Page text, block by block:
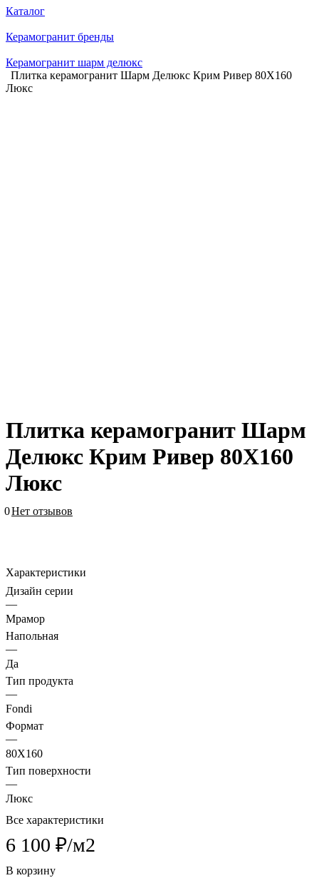
Каталог
Керамогранит бренды
Керамогранит шарм делюкс
Плитка керамогранит Шарм Делюкс Крим Ривер 80X160
Люкс
Плитка керамогранит Шарм
Делюкс Крим Ривер 80X160
Люкс
0Нет отзывов
Характеристики
Дизайн серии
—
Мрамор
Напольная
—
Да
Тип продукта
—
Fondi
Формат
—
80X160
Тип поверхности
—
Люкс
Все характеристики
6 100 ₽/м2
В корзину